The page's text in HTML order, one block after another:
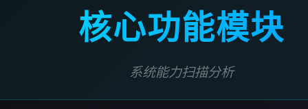
核心功能模块
系统能力扫描分析